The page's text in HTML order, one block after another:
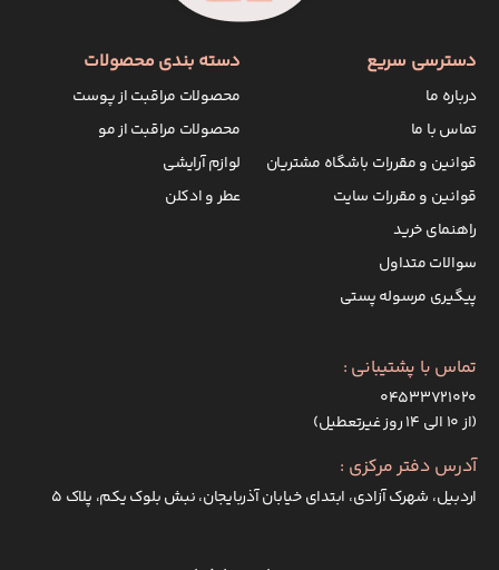
دسترسی سریع
درباره ما
تماس با ما
قوانین و مقررات باشگاه مشتریان
قوانین و مقررات سایت
راهنمای خرید
سوالات متداول
پیگیری مرسوله پستی
دسته بندی محصولات
محصولات مراقبت از پوست
محصولات مراقبت از مو
لوازم آرایشی
عطر و ادکلن
تماس با پشتیبانی :
۰۴۵۳۳۷۲۱۰۲۰
(از ۱۰ الی ۱۴ روز غیرتعطیل)
آدرس دفتر مرکزی :
اردبیل، شهرک آزادی، ابتدای خیابان آذربایجان، نبش بلوک یکم، پلاک 5